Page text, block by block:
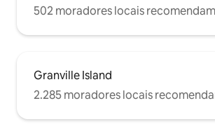
502 moradores locais recomendam
Granville Island
2.285 moradores locais